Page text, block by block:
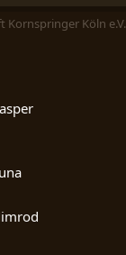
Kornspringer Köln e.V.